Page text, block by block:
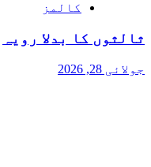
کالمز
ثالثوں کا بدلا رویہ
جولائی 28, 2026